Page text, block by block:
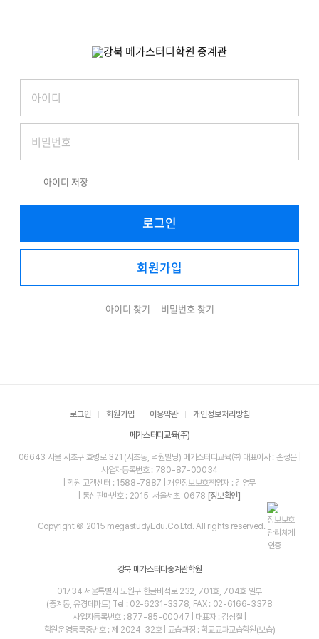
아이디 저장
로그인
회원가입
아이디 찾기 비밀번호 찾기
로그인 회원가입 이용약관 개인정보처리방침
메가스터디교육(주)
06643 서울 서초구 효령로 321 (서초동, 덕원빌딩) 메가스터디교육㈜ 대표이사 : 손성은 |
사업자등록번호 : 780-87-00034
| 학원 고객센터 : 1588-7887 | 개인정보보호책임자 : 김영무
| 통신판매번호 : 2015-서울서초-0678 [정보확인]
Copyright © 2015 megastudyEdu.Co.Ltd. All rights reserved.
강북 메가스터디중계관학원
01734 서울특별시 노원구 한글비석로 232, 701호, 704호 일부
(중계동, 유경데파트) Tel : 02-6231-3378, FAX : 02-6166-3378
사업자등록번호 : 877-85-00047 | 대표자 : 김성철 |
학원운영등록증번호 : 제 2024-32호 | 교습과정 : 학교교과교습학원(보습)